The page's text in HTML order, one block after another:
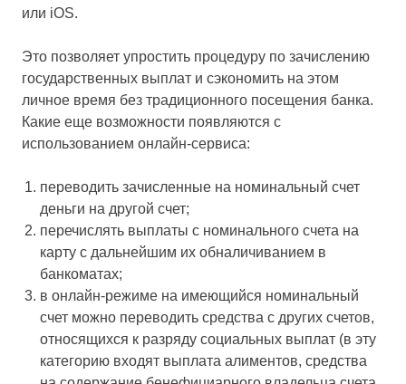
или iOS.
Это позволяет упростить процедуру по зачислению
государственных выплат и сэкономить на этом
личное время без традиционного посещения банка.
Какие еще возможности появляются с
использованием онлайн-сервиса:
переводить зачисленные на номинальный счет
деньги на другой счет;
перечислять выплаты с номинального счета на
карту с дальнейшим их обналичиванием в
банкоматах;
в онлайн-режиме на имеющийся номинальный
счет можно переводить средства с других счетов,
относящихся к разряду социальных выплат (в эту
категорию входят выплата алиментов, средства